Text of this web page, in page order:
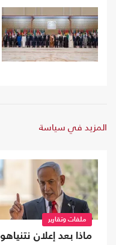
المزيد في سياسة
ملفات وتقارير
ماذا بعد إعلان نتنياهو